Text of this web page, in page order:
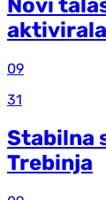
Novi
09
31
Stabilna
Trebinja